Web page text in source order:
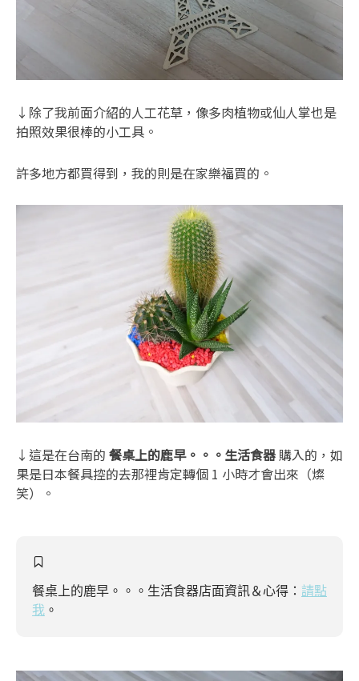
↓除了我前面介紹的人工花草，像多肉植物或仙人掌也是
拍照效果很棒的小工具。
許多地方都買得到，我的則是在家樂福買的。
↓這是在台南的 餐桌上的鹿早。。。生活食器 購入的，如
果是日本餐具控的去那裡肯定轉個 1 小時才會出來（燦
笑）。
餐桌上的鹿早。。。生活食器店面資訊＆心得： 請點
我 。